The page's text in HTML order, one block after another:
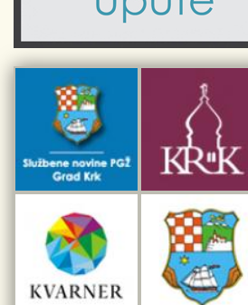
Sport i rekreacija
Kulturno-turistička ruta Putovima
Dar iz Krka
Interpretacijski centar pomorske baštine